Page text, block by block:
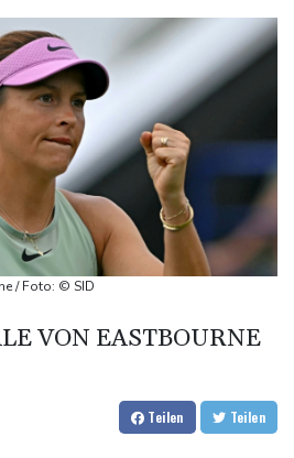
Stotterstart von Wolfsburg
- Flugverkehr in Catania
schlägt auch Malmö
Drohne in Bulgarien löst
aus
russischer Angriffe - Vucic für
Vollering übernimmt
Grenze zwischen Rumänien und
/ Foto: © SID
VON EASTBOURNE
Teilen Teilen